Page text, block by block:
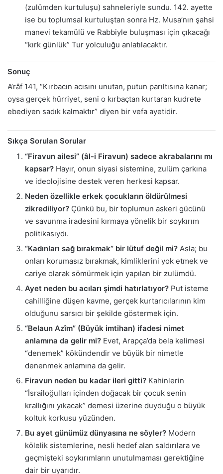
(zulümden kurtuluşu) sahneleriyle sundu. 142. ayette
ise bu toplumsal kurtuluştan sonra Hz. Musa’nın şahsi
manevi tekamülü ve Rabbiyle buluşması için çıkacağı
“kırk günlük” Tur yolculuğu anlatılacaktır.
Sonuç
A’râf 141, “Kırbacın acısını unutan, putun parıltısına kanar;
oysa gerçek hürriyet, seni o kırbaçtan kurtaran kudrete
ebediyen sadık kalmaktır” diyen bir vefa ayetidir.
Sıkça Sorulan Sorular
“Firavun ailesi” (âl-i Firavun) sadece akrabalarını mı
kapsar? Hayır, onun siyasi sistemine, zulüm çarkına
ve ideolojisine destek veren herkesi kapsar.
Neden özellikle erkek çocukların öldürülmesi
zikrediliyor? Çünkü bu, bir toplumun askeri gücünü
ve savunma iradesini kırmaya yönelik bir soykırım
politikasıydı.
“Kadınları sağ bırakmak” bir lütuf değil mi? Asla; bu
onları korumasız bırakmak, kimliklerini yok etmek ve
cariye olarak sömürmek için yapılan bir zulümdü.
Ayet neden bu acıları şimdi hatırlatıyor? Put isteme
cahilliğine düşen kavme, gerçek kurtarıcılarının kim
olduğunu sarsıcı bir şekilde göstermek için.
“Belaun Azîm” (Büyük imtihan) ifadesi nimet
anlamına da gelir mi? Evet, Arapça’da bela kelimesi
“denemek” kökündendir ve büyük bir nimetle
denenmek anlamına da gelir.
Firavun neden bu kadar ileri gitti? Kahinlerin
“İsrailoğulları içinden doğacak bir çocuk senin
krallığını yıkacak” demesi üzerine duyduğu o büyük
koltuk korkusu yüzünden.
Bu ayet günümüz dünyasına ne söyler? Modern
kölelik sistemlerine, nesli hedef alan saldırılara ve
geçmişteki soykırımların unutulmaması gerektiğine
dair bir uyarıdır.